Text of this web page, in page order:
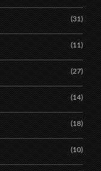
(31)
(11)
(27)
(14)
(18)
(10)